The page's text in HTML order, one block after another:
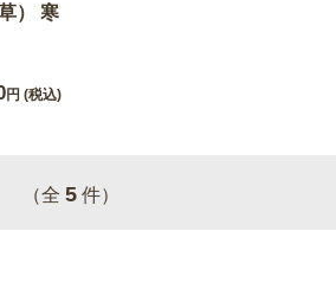
） 寒
円 (税込)
（全 5 件）